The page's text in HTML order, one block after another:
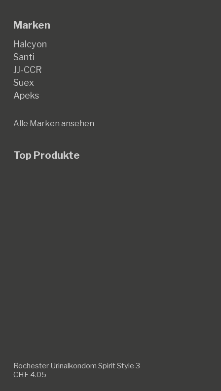
Marken
Halcyon
Santi
JJ-CCR
Suex
Apeks
Alle Marken ansehen
Top Produkte
Rochester Urinalkondom Spirit Style 3
CHF4.05